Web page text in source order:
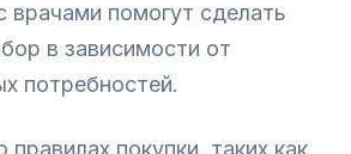
врачами помогут сделать
в зависимости от
потребностей.
покупки, таких как